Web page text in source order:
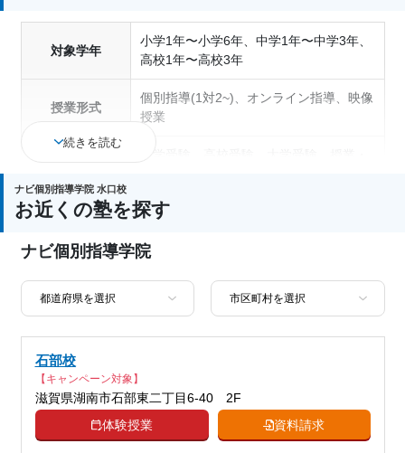
対象学年
小学1年〜小学6年、中学1年〜中学3年、
高校1年〜高校3年
授業形式
個別指導(1対2~)、オンライン指導、映像
授業
塾の特徴
ンライン対応、1科目から受講可能、季
科目 国語、算数、数学、理科、社会、英語
続きを読む
ナビ個別指導学院 水口校
お近くの塾を探す
ナビ個別指導学院
石部校
【キャンペーン対象】
滋賀県湖南市石部東二丁目6-40 2F
体験授業
資料請求